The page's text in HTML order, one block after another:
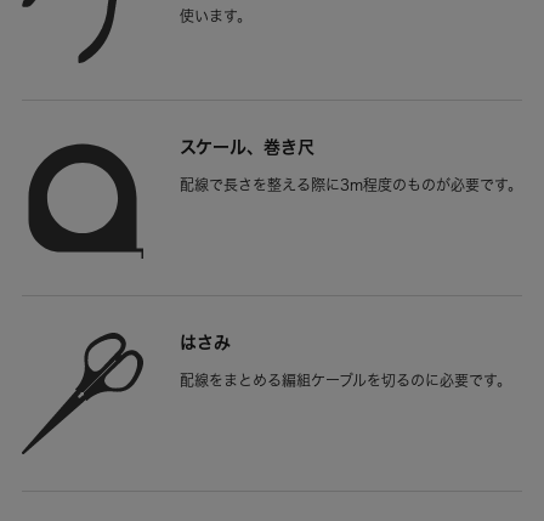
使います。
スケール、巻き尺
配線で長さを整える際に3m程度のものが必要です。
はさみ
配線をまとめる編組ケーブルを切るのに必要です。